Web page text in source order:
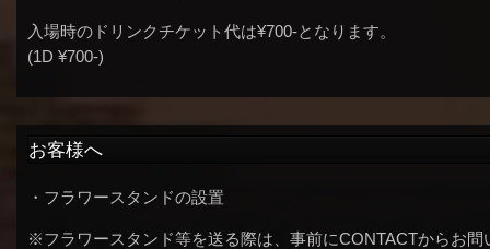
入場時のドリンクチケット代は¥700-となります。
(1D ¥700-)
お客様へ
・フラワースタンドの設置
※フラワースタンド等を送る際は、事前にCONTACTからお問